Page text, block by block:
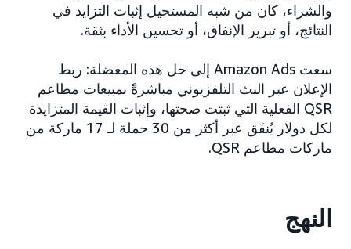
والشراء، كان من شبه المستحيل إثبات التزايد في
النتائج، أو تبرير الإنفاق، أو تحسين الأداء بثقة.
سعت Amazon Ads إلى حل هذه المعضلة: ربط
الإعلان عبر البث التلفزيوني مباشرةً بمبيعات مطاعم
QSR الفعلية التي ثبتت صحتها، وإثبات القيمة المتزايدة
لكل دولار يُنفَق عبر أكثر من 30 حملة لـ 17 ماركة من
ماركات مطاعم QSR.
النهج